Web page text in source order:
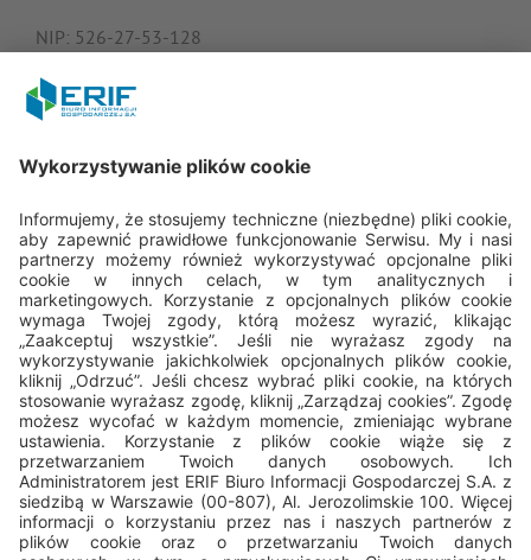
NIP: 526-27-53-128
REGON: 015613573
22 594 25 15
Pn - Pt: 8.00 - 16.00
bok@erif.pl